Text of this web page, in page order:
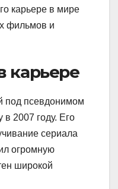
карьере в мире
фильмов и
карьере
под псевдонимом
в 2007 году. Его
сериала
огромную
широкой